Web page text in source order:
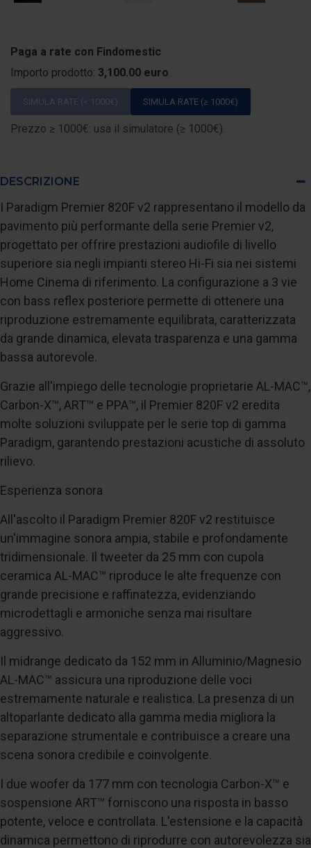
Paga a rate con Findomestic
Importo prodotto: 3,100.00 euro
SIMULA RATE (< 1000€) SIMULA RATE (≥ 1000€)
Prezzo ≥ 1000€: usa il simulatore (≥ 1000€).
DESCRIZIONE
I Paradigm Premier 820F v2 rappresentano il modello da
pavimento più performante della serie Premier v2,
progettato per offrire prestazioni audiofile di livello
superiore sia negli impianti stereo Hi-Fi sia nei sistemi
Home Cinema di riferimento. La configurazione a 3 vie
con bass reflex posteriore permette di ottenere una
riproduzione estremamente equilibrata, caratterizzata
da grande dinamica, elevata trasparenza e una gamma
bassa autorevole.
Grazie all'impiego delle tecnologie proprietarie AL-MAC™,
Carbon-X™, ART™ e PPA™, il Premier 820F v2 eredita
molte soluzioni sviluppate per le serie top di gamma
Paradigm, garantendo prestazioni acustiche di assoluto
rilievo.
Esperienza sonora
All'ascolto il Paradigm Premier 820F v2 restituisce
un'immagine sonora ampia, stabile e profondamente
tridimensionale. Il tweeter da 25 mm con cupola
ceramica AL-MAC™ riproduce le alte frequenze con
grande precisione e raffinatezza, evidenziando
microdettagli e armoniche senza mai risultare
aggressivo.
Il midrange dedicato da 152 mm in Alluminio/Magnesio
AL-MAC™ assicura una riproduzione delle voci
estremamente naturale e realistica. La presenza di un
altoparlante dedicato alla gamma media migliora la
separazione strumentale e contribuisce a creare una
scena sonora credibile e coinvolgente.
I due woofer da 177 mm con tecnologia Carbon-X™ e
sospensione ART™ forniscono una risposta in basso
potente, veloce e controllata. L'estensione e la capacità
dinamica permettono di riprodurre con autorevolezza sia